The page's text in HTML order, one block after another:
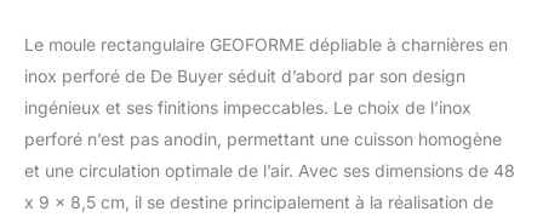
préparation de vos cakes
salés ou sucrés, de vos
pâtés en croûte ou
encore pains d'épices.
SANS PFAS : Ce moule
est sans PFAS, vous
n'avez donc aucun souci
Le moule rectangulaire GEOFORME dépliable à charnières en
inox perforé de De Buyer séduit d’abord par son design
ingénieux et ses finitions impeccables. Le choix de l’inox
perforé n’est pas anodin, permettant une cuisson homogène
et une circulation optimale de l’air. Avec ses dimensions de 48
x 9 x 8,5 cm, il se destine principalement à la réalisation de